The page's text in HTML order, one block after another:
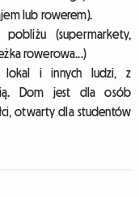
lub rowerem).
(supermarkety,
rowerowa...)
lokal i innych ludzi, z
Dom jest dla osób
otwarty dla studentów